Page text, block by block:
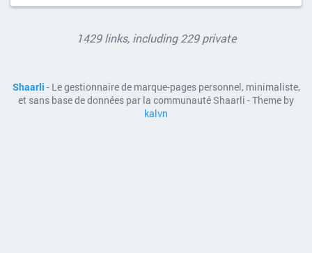
1429 links, including 229 private
Shaarli - Le gestionnaire de marque-pages personnel, minimaliste,
et sans base de données par la communauté Shaarli - Theme by
kalvn